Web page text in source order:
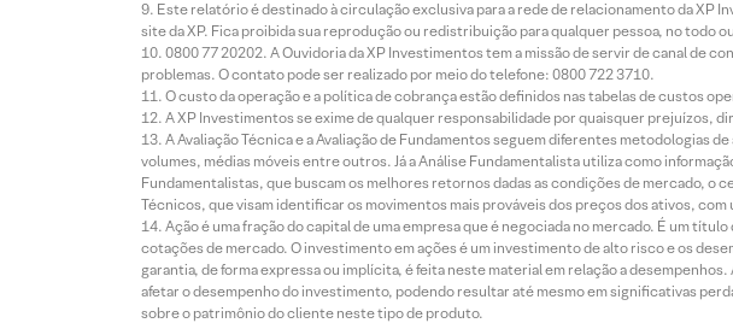
Este relatório é destinado à circulação exclusiva para a rede de relacionamento da XP
site da XP. Fica proibida sua reprodução ou redistribuição para qualquer pessoa, no
0800 77 20202. A Ouvidoria da XP Investimentos tem a missão de servir de canal de
problemas. O contato pode ser realizado por meio do telefone: 0800 722 3710.
O custo da operação e a política de cobrança estão definidos nas tabelas de custos
A XP Investimentos se exime de qualquer responsabilidade por quaisquer prejuízos,
A Avaliação Técnica e a Avaliação de Fundamentos seguem diferentes metodologias
volumes, médias móveis entre outros. Já a Análise Fundamentalista utiliza como
Fundamentalistas, que buscam os melhores retornos dadas as condições de mercado,
Técnicos, que visam identificar os movimentos mais prováveis dos preços dos ativos, com
Ação é uma fração do capital de uma empresa que é negociada no mercado. É um
cotações de mercado. O investimento em ações é um investimento de alto risco e os
garantia, de forma expressa ou implícita, é feita neste material em relação a
afetar o desempenho do investimento, podendo resultar até mesmo em significativas
sobre o patrimônio do cliente neste tipo de produto.